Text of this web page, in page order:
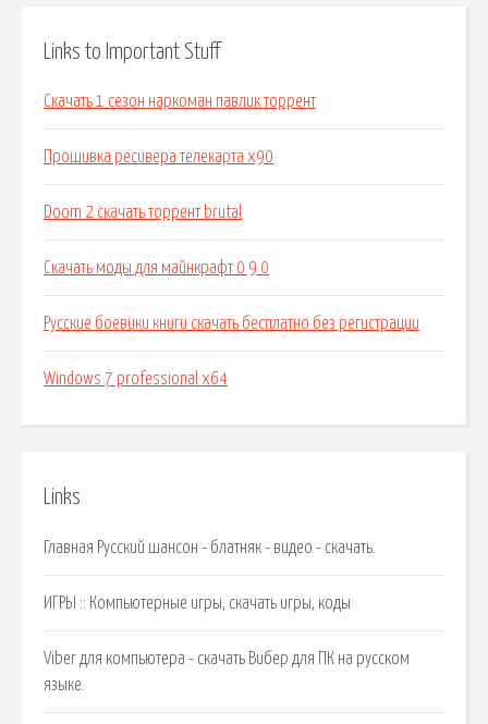
Links to Important Stuff
Скачать 1 сезон наркоман павлик торрент
Прошивка ресивера телекарта x90
Doom 2 скачать торрент brutal
Скачать моды для майнкрафт 0 9 0
Русские боевики книги скачать бесплатно без регистрации
Windows 7 professional x64
Links
Главная Русский шансон - блатняк - видео - скачать.
ИГРЫ :: Компьютерные игры, скачать игры, коды
Viber для компьютера - скачать Вибер для ПК на русском
языке.